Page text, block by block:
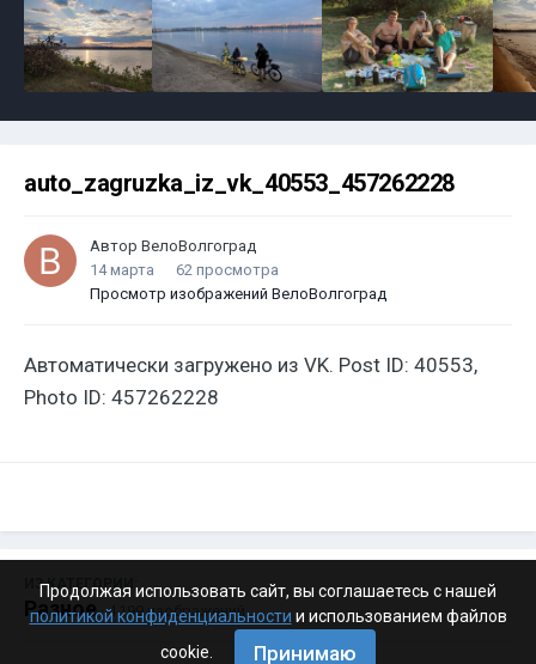
auto_zagruzka_iz_vk_40553_457262228
Автор ВелоВолгоград
14 марта
62 просмотра
Просмотр изображений ВелоВолгоград
Автоматически загружено из VK. Post ID: 40553,
Photo ID: 457262228
ИЗ КАТЕГОРИИ:
Разное · 4 199 изображений
Продолжая использовать сайт, вы соглашаетесь с нашей
политикой конфиденциальности и использованием файлов
cookie.
Принимаю